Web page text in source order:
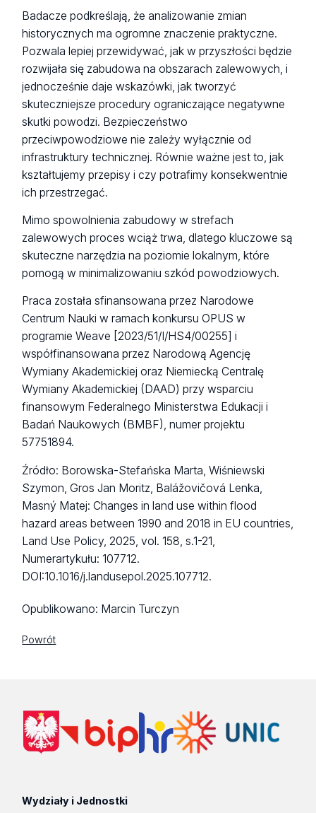
Badacze podkreślają, że analizowanie zmian
historycznych ma ogromne znaczenie praktyczne.
Pozwala lepiej przewidywać, jak w przyszłości będzie
rozwijała się zabudowa na obszarach zalewowych, i
jednocześnie daje wskazówki, jak tworzyć
skuteczniejsze procedury ograniczające negatywne
skutki powodzi. Bezpieczeństwo
przeciwpowodziowe nie zależy wyłącznie od
infrastruktury technicznej. Równie ważne jest to, jak
kształtujemy przepisy i czy potrafimy konsekwentnie
ich przestrzegać.
Mimo spowolnienia zabudowy w strefach
zalewowych proces wciąż trwa, dlatego kluczowe są
skuteczne narzędzia na poziomie lokalnym, które
pomogą w minimalizowaniu szkód powodziowych.
Praca została sfinansowana przez Narodowe
Centrum Nauki w ramach konkursu OPUS w
programie Weave [2023/51/I/HS4/00255] i
współfinansowana przez Narodową Agencję
Wymiany Akademickiej oraz Niemiecką Centralę
Wymiany Akademickiej (DAAD) przy wsparciu
finansowym Federalnego Ministerstwa Edukacji i
Badań Naukowych (BMBF), numer projektu
57751894.
Źródło: Borowska-Stefańska Marta, Wiśniewski
Szymon, Gros Jan Moritz, Balážovičová Lenka,
Masný Matej: Changes in land use within flood
hazard areas between 1990 and 2018 in EU countries,
Land Use Policy, 2025, vol. 158, s.1-21,
Numerartykułu: 107712.
DOI:10.1016/j.landusepol.2025.107712.
Opublikowano: Marcin Turczyn
Powrót
Wydziały i Jednostki